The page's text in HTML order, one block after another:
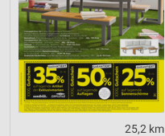
25,2 km